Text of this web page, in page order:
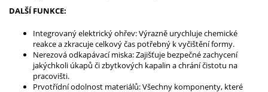
DALŠÍ FUNKCE:
Integrovaný elektrický ohřev: Výrazně urychluje chemické
reakce a zkracuje celkový čas potřebný k vyčištění formy.
Nerezová odkapávací miska: Zajišťuje bezpečné zachycení
jakýchkoli úkapů či zbytkových kapalin a chrání čistotu na
pracovišti.
Prvotřídní odolnost materiálů: Všechny komponenty, které